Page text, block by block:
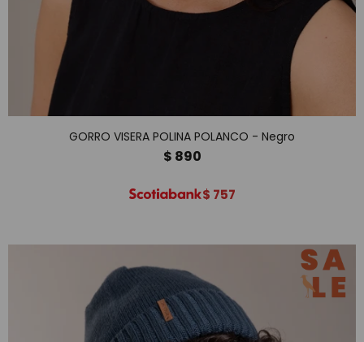
GORRO VISERA POLINA POLANCO - Negro
$ 890
$ 757